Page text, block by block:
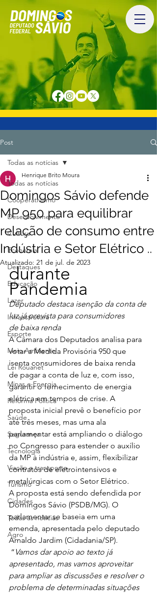
Post
Todas as notícias
Cooperativismo
Desenvolvimento
Cultura
Economia
Destaques
Educação
Lazer
Infraestrutura
Esporte
Meio Ambiente
Lei Rouanet
Minas e Energia
Reforma Política
Saúde
Segurança
Tecnologia
Viação e transporte
Turismo
Cidades
Todas as notícias
Agro
Todas as notícias
Domingos Sávio defende
MP 950 para equilibrar
relação de consumo entre
Indústria e Setor Elétrico ..
Henrique Brito Moura
Atualizado: 21 de jul. de 2023
durante
Pandemia
Deputado destaca isenção da conta de
luz já prevista para consumidores
de baixa renda
A Câmara dos Deputados analisa para
votar a Medida Provisória 950 que
isenta consumidores de baixa renda
de pagar a conta de luz e, com isso,
garantir o fornecimento de energia
elétrica em tempos de crise. A
proposta inicial prevê o benefício por
até três meses, mas uma ala
parlamentar está ampliando o diálogo
no Congresso para estender o auxílio
da MP à indústria e, assim, flexibilizar
contratos de eletrointensivos e
metalúrgicas com o Setor Elétrico.
A proposta está sendo defendida por
Domingos Sávio (PSDB/MG). O
parlamentar se baseia em uma
emenda, apresentada pelo deputado
Arnaldo Jardim (Cidadania/SP).
“Vamos dar apoio ao texto já
apresentado, mas vamos aproveitar
para ampliar as discussões e resolver o
problema de determinadas situações